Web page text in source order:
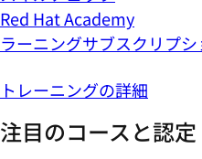
Red Hat Academy
ラーニングサブスクリプシ
トレーニングの詳細
注目のコースと認定